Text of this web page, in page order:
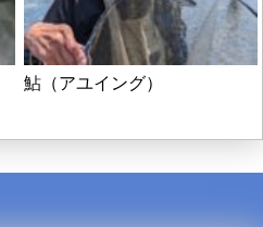
鮎（アユイング）